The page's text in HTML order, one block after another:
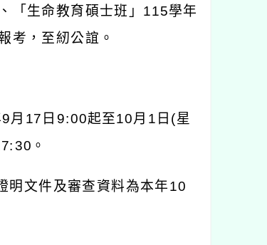
「生命教育碩士班」 115學年
考，至紉公誼。
9月 17 日 9:00起至10月 1 日 (星
。
明文件及審查資料為本年10